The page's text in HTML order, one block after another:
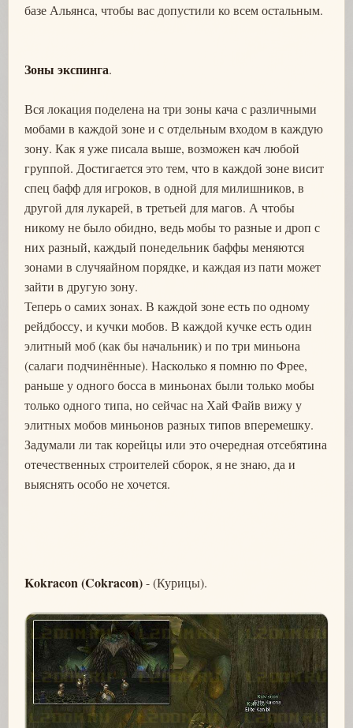
базе Альянса, чтобы вас допустили ко всем остальным.
Зоны экспинга.
Вся локация поделена на три зоны кача с различными
мобами в каждой зоне и с отдельным входом в каждую
зону. Как я уже писала выше, возможен кач любой
группой. Достигается это тем, что в каждой зоне висит
спец бафф для игроков, в одной для милишников, в
другой для лукарей, в третьей для магов. А чтобы
никому не было обидно, ведь мобы то разные и дроп с
них разный, каждый понедельник баффы меняются
зонами в случяайном порядке, и каждая из пати может
зайти в другую зону.
Теперь о самих зонах. В каждой зоне есть по одному
рейдбоссу, и кучки мобов. В каждой кучке есть один
элитный моб (как бы начальник) и по три миньона
(салаги подчинённые). Насколько я помню по Фрее,
раньше у одного босса в миньонах были только мобы
только одного типа, но сейчас на Хай Файв вижу у
элитных мобов миньонов разных типов вперемешку.
Задумали ли так корейцы или это очередная отсебятина
отечественных строителей сборок, я не знаю, да и
выяснять особо не хочется.
Kokracon (Cokracon)- (Курицы).